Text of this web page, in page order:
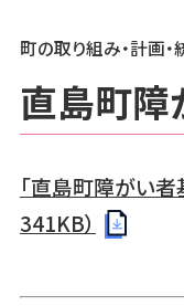
町の取り組み・計画・
直島町障
「直島町障がい者
341KB）